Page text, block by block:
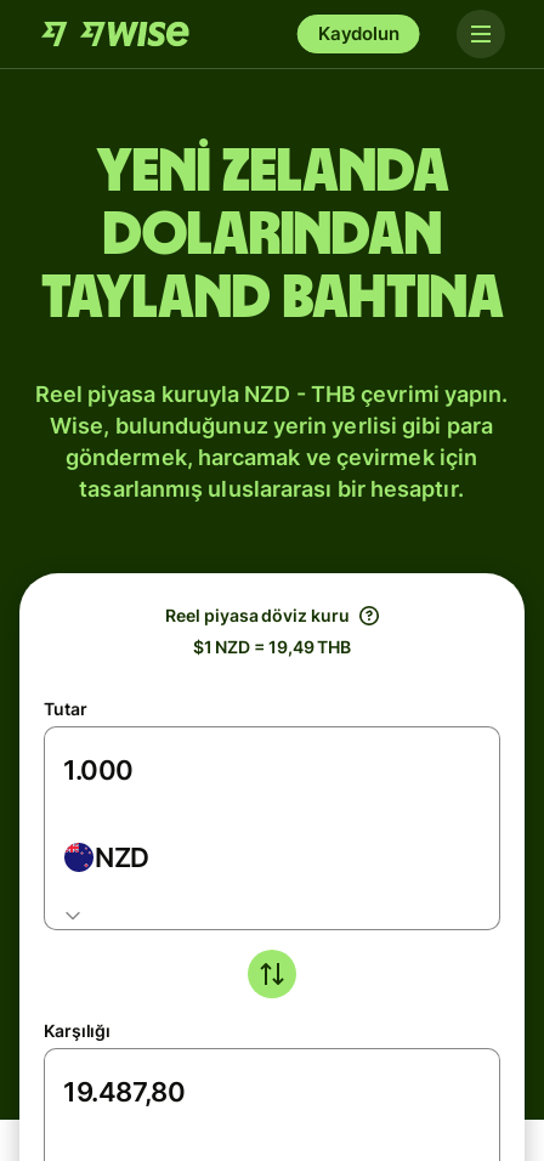
Kaydolun
Yeni Zelanda
dolarından
Tayland bahtına
Reel piyasa kuruyla NZD - THB çevrimi yapın.
Wise, bulunduğunuz yerin yerlisi gibi para
göndermek, harcamak ve çevirmek için
tasarlanmış uluslararası bir hesaptır.
Reel piyasa döviz kuru
$1 NZD = 19,49 THB
Tutar
NZD
Karşılığı